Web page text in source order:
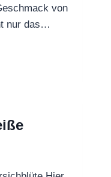
von
nur das…